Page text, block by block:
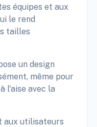
équipes et aux
le rend
tailles
un design
même pour
l'aise avec la
aux utilisateurs